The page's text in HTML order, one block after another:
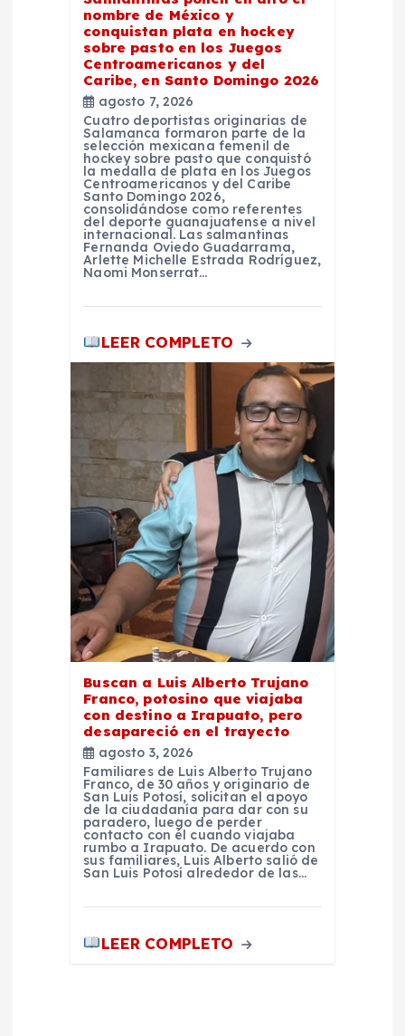
nombre de México y
conquistan plata en hockey
sobre pasto en los Juegos
Centroamericanos y del
Caribe, en Santo Domingo 2026
agosto 7, 2026
Cuatro deportistas originarias de
Salamanca formaron parte de la
selección mexicana femenil de
hockey sobre pasto que conquistó
la medalla de plata en los Juegos
Centroamericanos y del Caribe
Santo Domingo 2026,
consolidándose como referentes
del deporte guanajuatense a nivel
internacional. Las salmantinas
Fernanda Oviedo Guadarrama,
Arlette Michelle Estrada Rodríguez,
Naomi Monserrat…
LEER COMPLETO
Buscan a Luis Alberto Trujano
Franco, potosino que viajaba
con destino a Irapuato, pero
desapareció en el trayecto
agosto 3, 2026
Familiares de Luis Alberto Trujano
Franco, de 30 años y originario de
San Luis Potosí, solicitan el apoyo
de la ciudadanía para dar con su
paradero, luego de perder
contacto con él cuando viajaba
rumbo a Irapuato. De acuerdo con
sus familiares, Luis Alberto salió de
San Luis Potosí alrededor de las…
LEER COMPLETO